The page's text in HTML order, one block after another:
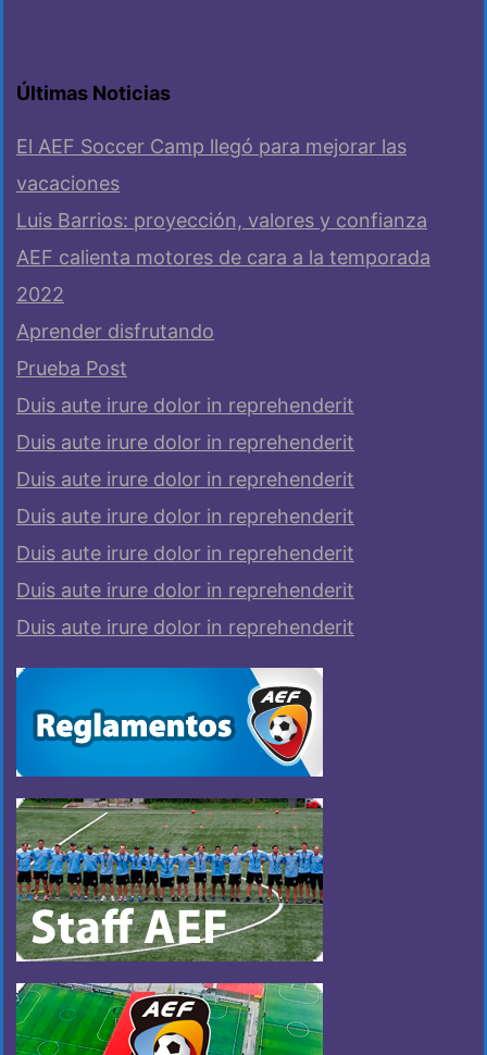
Últimas Noticias
El AEF Soccer Camp llegó para mejorar las
vacaciones
Luis Barrios: proyección, valores y confianza
AEF calienta motores de cara a la temporada
2022
Aprender disfrutando
Prueba Post
Duis aute irure dolor in reprehenderit
Duis aute irure dolor in reprehenderit
Duis aute irure dolor in reprehenderit
Duis aute irure dolor in reprehenderit
Duis aute irure dolor in reprehenderit
Duis aute irure dolor in reprehenderit
Duis aute irure dolor in reprehenderit